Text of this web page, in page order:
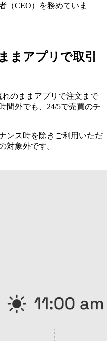
（CEO）を務めていま
まアプリで取引
れのままアプリで注文まで
間外でも、24/5で売買のチ
ンス時を除きご利用いただ
対象外です。